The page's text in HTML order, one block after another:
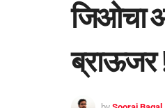
जिओचा
ब्राऊजर